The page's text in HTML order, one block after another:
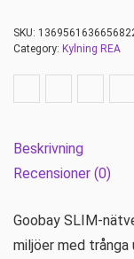
SKU:
Category: Kylning REA
Beskrivning
Recensioner (0)
Goobay SLIM-
miljöer med